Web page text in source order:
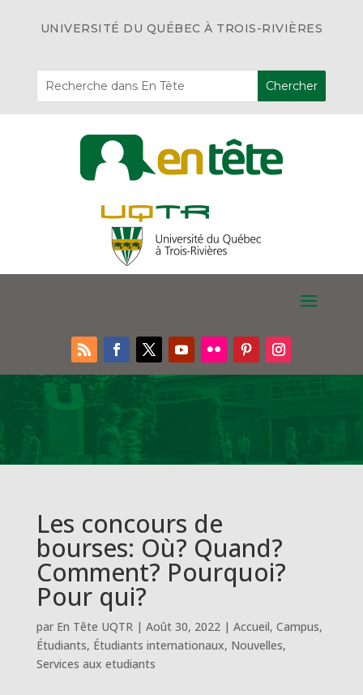
UNIVERSITÉ DU QUÉBEC À TROIS-RIVIÈRES
Les concours de
bourses: Où? Quand?
Comment? Pourquoi?
Pour qui?
par En Tête UQTR| Août 30, 2022| Accueil, Campus,
Étudiants, Étudiants internationaux, Nouvelles,
Services aux etudiants